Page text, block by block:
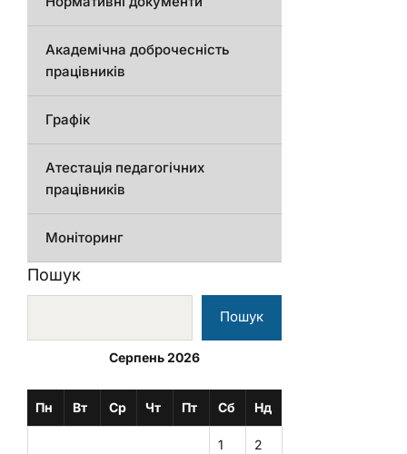
Академічна доброчесність
працівників
Графік
Атестація педагогічних
працівників
Моніторинг
Пошук
Пошук
Серпень 2026
Пн Вт Ср Чт Пт Сб Нд
1 2